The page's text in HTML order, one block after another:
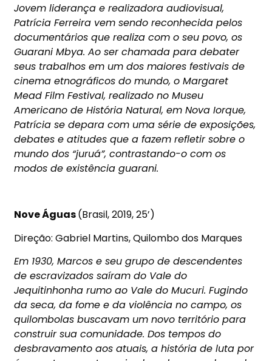
Jovem liderança e realizadora audiovisual,
Patrícia Ferreira vem sendo reconhecida pelos
documentários que realiza com o seu povo, os
Guarani Mbya. Ao ser chamada para debater
seus trabalhos em um dos maiores festivais de
cinema etnográficos do mundo, o Margaret
Mead Film Festival, realizado no Museu
Americano de História Natural, em Nova Iorque,
Patrícia se depara com uma série de exposições,
debates e atitudes que a fazem refletir sobre o
mundo dos “juruá”, contrastando-o com os
modos de existência guarani.
Nove Águas(Brasil, 2019, 25’)
Direção: Gabriel Martins, Quilombo dos Marques
Em 1930, Marcos e seu grupo de descendentes
de escravizados saíram do Vale do
Jequitinhonha rumo ao Vale do Mucuri. Fugindo
da seca, da fome e da violência no campo, os
quilombolas buscavam um novo território para
construir sua comunidade. Dos tempos do
desbravamento aos atuais, a história de luta por